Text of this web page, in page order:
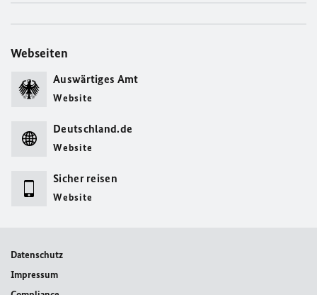
Webseiten
Auswärtiges Amt
Website
Deutschland.de
Website
Sicher reisen
Website
Datenschutz
Impressum